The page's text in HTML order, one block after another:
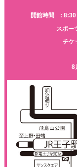
開館時間 : 8:30
スポ
チケ
8